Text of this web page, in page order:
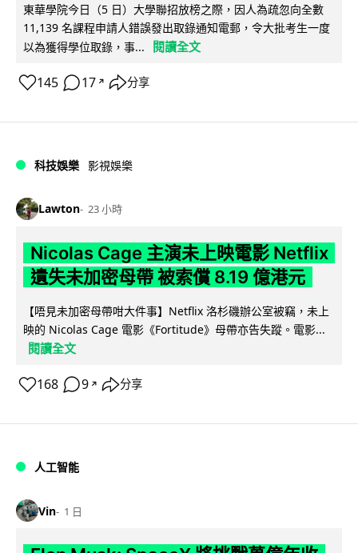
東華學院今日（5 日）大學聯招放榜之際，因人為疏忽向全數
11,139 名課程申請人錯誤發出取錄通知電郵，令大批考生一度
以為獲得學位取錄，事...
閱讀全文
145 17 ↗ 分享
科技娛樂 影視娛樂
Lawton 23 小時
Nicolas Cage 主演未上映電影 Netflix
遺失未加密母帶 被索償 8.19 億港元
【唔見未加密母帶咁大件事】Netflix 洛杉磯辦公室被竊，未上
映的 Nicolas Cage 電影《Fortitude》母帶亦告失蹤。電影...
閱讀全文
168 9 ↗ 分享
人工智能
Vin 1 日